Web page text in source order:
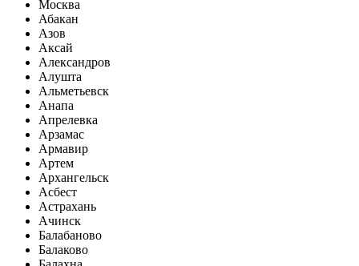
Москва
Абакан
Азов
Аксай
Александров
Алушта
Альметьевск
Анапа
Апрелевка
Арзамас
Армавир
Артем
Архангельск
Асбест
Астрахань
Ачинск
Балабаново
Балаково